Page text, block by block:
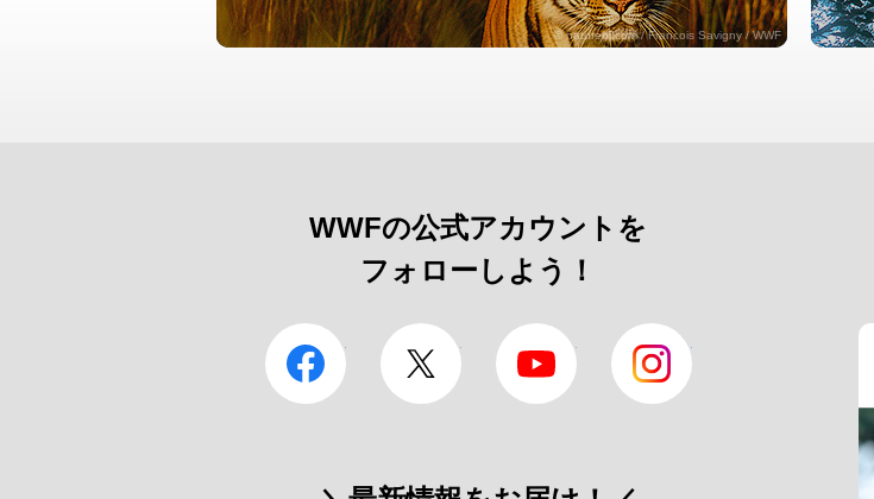
© naturepl.com / Francois Savigny / WWF
WWFの公式アカウントを
フォローしよう！
facebook Twitter YouTube